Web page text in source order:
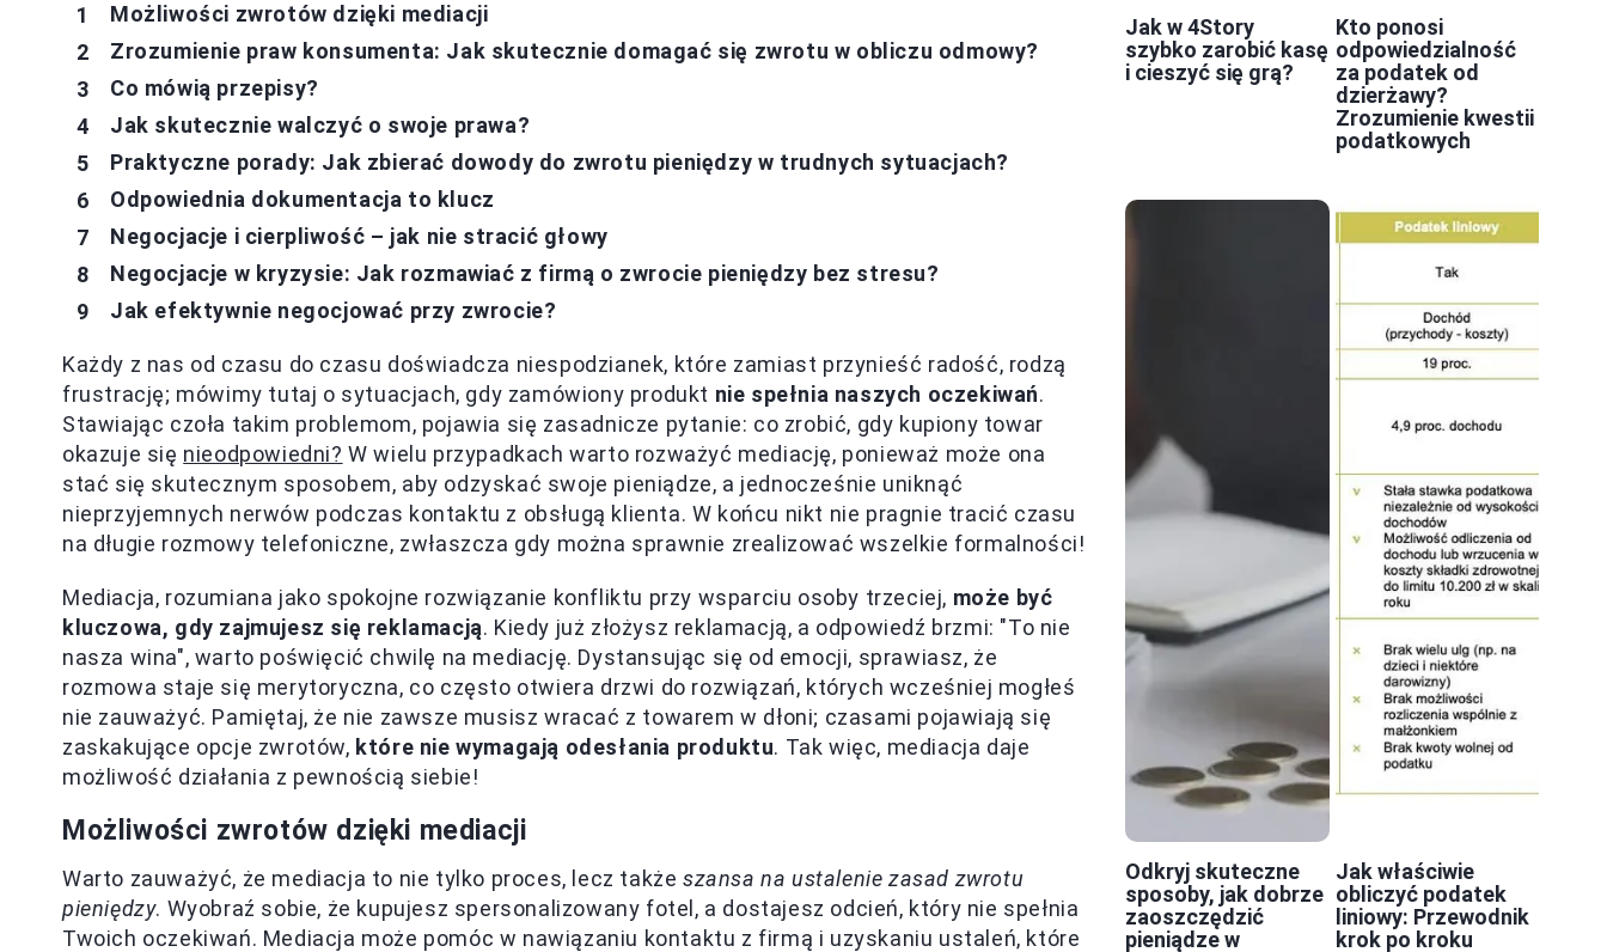
Możliwości zwrotów dzięki mediacji
Zrozumienie praw konsumenta: Jak skutecznie domagać się zwrotu w obliczu odmowy?
Co mówią przepisy?
Jak skutecznie walczyć o swoje prawa?
Praktyczne porady: Jak zbierać dowody do zwrotu pieniędzy w trudnych sytuacjach?
Odpowiednia dokumentacja to klucz
Negocjacje i cierpliwość – jak nie stracić głowy
Negocjacje w kryzysie: Jak rozmawiać z firmą o zwrocie pieniędzy bez stresu?
Jak efektywnie negocjować przy zwrocie?
Każdy z nas od czasu do czasu doświadcza niespodzianek, które zamiast przynieść radość, rodzą
frustrację; mówimy tutaj o sytuacjach, gdy zamówiony produkt nie spełnia naszych oczekiwań.
Stawiając czoła takim problemom, pojawia się zasadnicze pytanie: co zrobić, gdy kupiony towar
okazuje się nieodpowiedni? W wielu przypadkach warto rozważyć mediację, ponieważ może ona
stać się skutecznym sposobem, aby odzyskać swoje pieniądze, a jednocześnie uniknąć
nieprzyjemnych nerwów podczas kontaktu z obsługą klienta. W końcu nikt nie pragnie tracić czasu
na długie rozmowy telefoniczne, zwłaszcza gdy można sprawnie zrealizować wszelkie formalności!
Mediacja, rozumiana jako spokojne rozwiązanie konfliktu przy wsparciu osoby trzeciej, może być
kluczowa, gdy zajmujesz się reklamacją. Kiedy już złożysz reklamacją, a odpowiedź brzmi: "To nie
nasza wina", warto poświęcić chwilę na mediację. Dystansując się od emocji, sprawiasz, że
rozmowa staje się merytoryczna, co często otwiera drzwi do rozwiązań, których wcześniej mogłeś
nie zauważyć. Pamiętaj, że nie zawsze musisz wracać z towarem w dłoni; czasami pojawiają się
zaskakujące opcje zwrotów, które nie wymagają odesłania produktu. Tak więc, mediacja daje
możliwość działania z pewnością siebie!
Możliwości zwrotów dzięki mediacji
Warto zauważyć, że mediacja to nie tylko proces, lecz także szansa na ustalenie zasad zwrotu
pieniędzy. Wyobraź sobie, że kupujesz spersonalizowany fotel, a dostajesz odcień, który nie spełnia
Twoich oczekiwań. Mediacja może pomóc w nawiązaniu kontaktu z firmą i uzyskaniu ustaleń, które
Jak w 4Story
szybko zarobić kasę
i cieszyć się grą?
Kto ponosi
odpowiedzialność
za podatek od
dzierżawy?
Zrozumienie kwestii
podatkowych
Odkryj skuteczne
sposoby, jak dobrze
zaoszczędzić
pieniądze w
Jak właściwie
obliczyć podatek
liniowy: Przewodnik
krok po kroku